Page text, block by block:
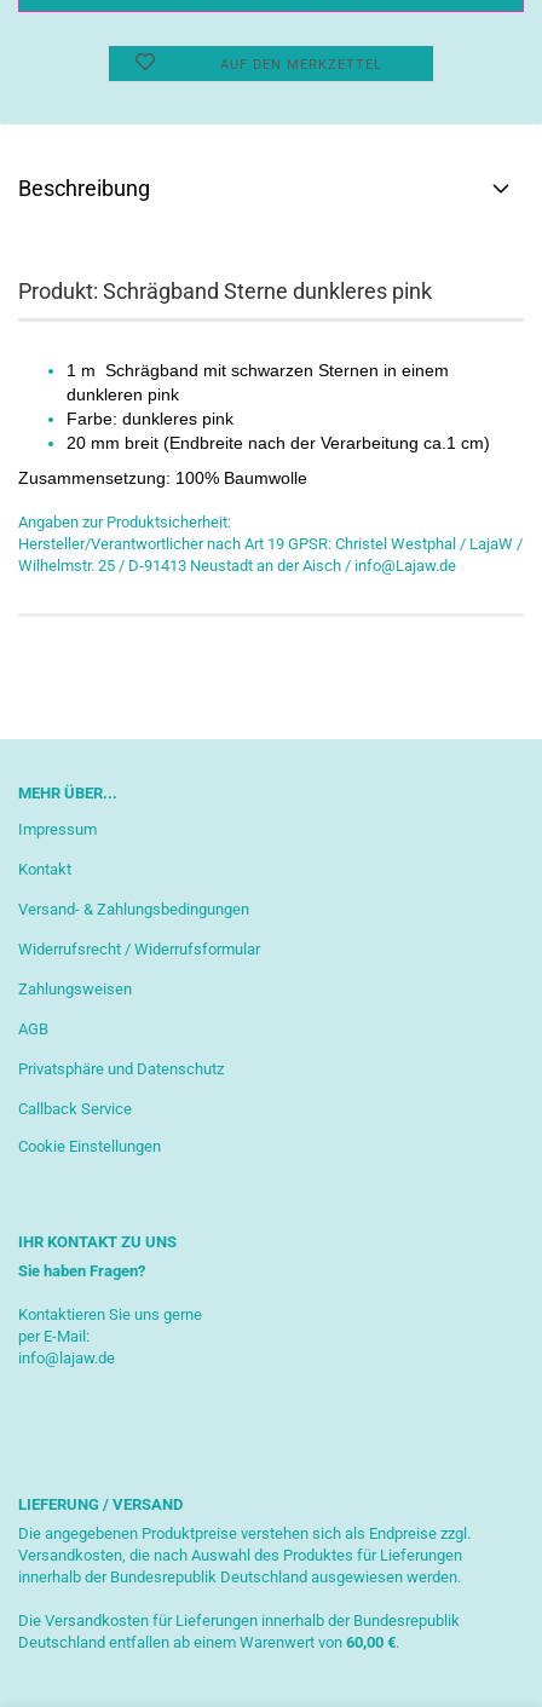
AUF DEN MERKZETTEL
Beschreibung
Produkt: Schrägband Sterne dunkleres pink
1 m Schrägband mit schwarzen Sternen in einem
dunkleren pink
Farbe: dunkleres pink
20 mm breit (Endbreite nach der Verarbeitung ca.1 cm)
Zusammensetzung: 100% Baumwolle
Angaben zur Produktsicherheit:
Hersteller/Verantwortlicher nach Art 19 GPSR: Christel Westphal / LajaW /
Wilhelmstr. 25 / D-91413 Neustadt an der Aisch / info@Lajaw.de
MEHR ÜBER...
Impressum
Kontakt
Versand- & Zahlungsbedingungen
Widerrufsrecht / Widerrufsformular
Zahlungsweisen
AGB
Privatsphäre und Datenschutz
Callback Service
Cookie Einstellungen
IHR KONTAKT ZU UNS
Sie haben Fragen?
Kontaktieren Sie uns gerne
per E-Mail:
info@lajaw.de
LIEFERUNG / VERSAND
Die angegebenen Produktpreise verstehen sich als Endpreise zzgl.
Versandkosten, die nach Auswahl des Produktes für Lieferungen
innerhalb der Bundesrepublik Deutschland ausgewiesen werden.
Die Versandkosten für Lieferungen innerhalb der Bundesrepublik
Deutschland entfallen ab einem Warenwert von 60,00 €.